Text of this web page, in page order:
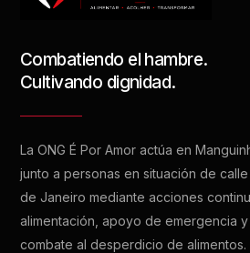
Combatiendo el hambre.
Cultivando dignidad.
La ONG É Por Amor actúa en
junto a personas en situación de calle
de Janeiro mediante acciones
alimentación, apoyo de emergencia y
combate al desperdicio de alimentos.